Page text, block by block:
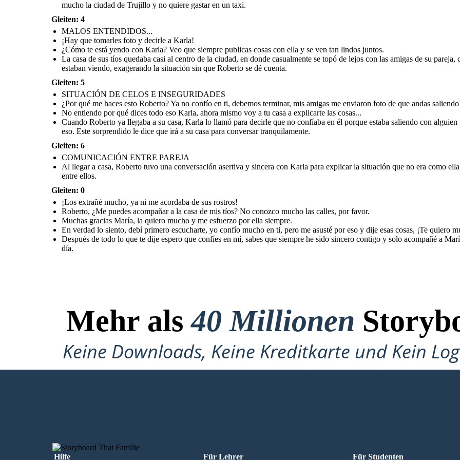
Cuando Roberto ya llegaba a su casa, Karla lo llamó
para decirle que no confíaba en él porque estaba
saliendo con alguien más y que deben terminar, ya
que sus amigas le contaron eso. Este sorprendido le
dice que irá a su casa para conversar
tranquilamente.
asertiva y sincera con Karla para explicar la situación
que no era como ella decía, en donde, al final deciden
reconciliarse y confiar entre ellos.
COMUNICACIÓN ENTRE PAREJA
Después de la reunión, la amiga de Roberto, la cual
apreció mucho porque la apoyó en aquel tiempo
escolar, le pide que la acompañe a la casa de sus tíos,
debido a que no conoce mucho la ciudad de Trujillo y
no quiere gastar en un taxi.
Al llegar a casa, Roberto tuvo una conversación
asertiva y sincera con Karla para explicar la situación
que no era como ella decía, en donde, al final deciden
reconciliarse y confiar entre ellos.
mucho la ciudad de Trujillo y no quiere gastar en un taxi.
Gleiten: 4
MALOS ENTENDIDOS...
¡Hay que tomarles foto y decirle a Karla!
¿Cómo te está yendo con Karla? Veo que siempre publicas cosas con ella y se ven tan lindos juntos.
La casa de sus tíos quedaba casi al centro de la ciudad, en donde casualmente se topó de lejos con las amigas de su
estaban viendo, exagerando la situación sin que Roberto se dé cuenta.
Gleiten: 5
SITUACIÓN DE CELOS E INSEGURIDADES
¿Por qué me haces esto Roberto? Ya no confío en ti, debemos terminar, mis amigas me enviaron foto de que andas
No entiendo por qué dices todo eso Karla, ahora mismo voy a tu casa a explicarte las cosas...
Cuando Roberto ya llegaba a su casa, Karla lo llamó para decirle que no confíaba en él porque estaba saliendo con
eso. Este sorprendido le dice que irá a su casa para conversar tranquilamente.
Gleiten: 6
COMUNICACIÓN ENTRE PAREJA
Al llegar a casa, Roberto tuvo una conversación asertiva y sincera con Karla para explicar la situación que no era como
entre ellos.
Gleiten: 0
¡Los extrañé mucho, ya ni me acordaba de sus rostros!
Roberto, ¿Me puedes acompañar a la casa de mis tíos? No conozco mucho las calles, por favor.
Muchas gracias María, la quiero mucho y me esfuerzo por ella siempre.
En verdad lo siento, debí primero escucharte, yo confío mucho en ti, pero me asusté por eso y dije esas cosas, ¡Te quiero
Después de todo lo que te dije espero que confíes en mí, sabes que siempre he sido sincero contigo y solo acompañé a
día.
Mehr als40 Millionen
Keine Downloads, Keine Kreditkarte und Kein
Erforderlich!
Hilfe Für Studenten
Für Lehrer